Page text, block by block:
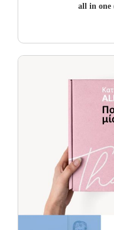
all in one